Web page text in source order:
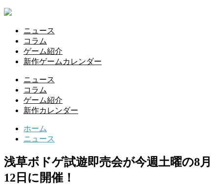
ニュース
コラム
ゲーム紹介
新作ゲームカレンダー
ニュース
コラム
ゲーム紹介
新作カレンダー
ホーム
ニュース
浅草ボドゲ試遊即売会が今週土曜の8月
12日に開催！